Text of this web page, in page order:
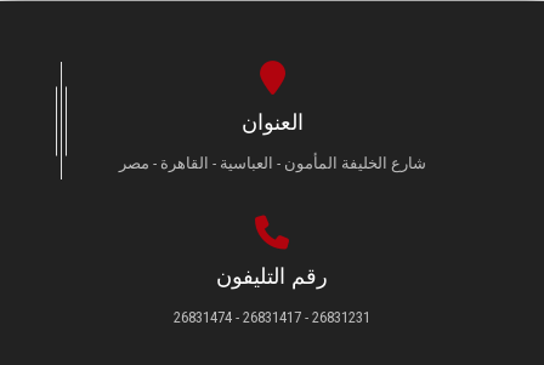
العنوان
شارع الخليفة المأمون - العباسية - القاهرة - مصر
رقم التليفون
26831231 - 26831417 - 26831474